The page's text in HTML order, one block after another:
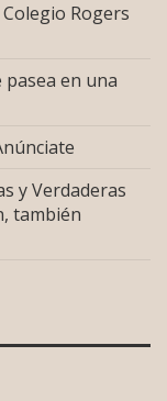
Rogers
pasea en una
y Verdaderas
también